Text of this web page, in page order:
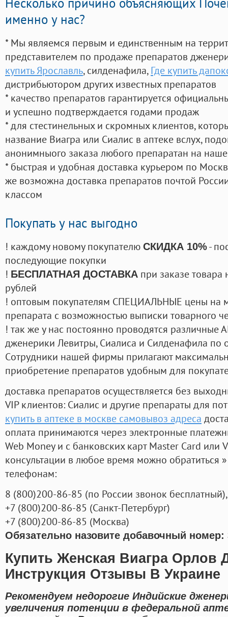
именно у нас?
* Мы являемся первым и единственным на
представителем по продаже препаратов
купить Ярославль, силденафила, Где купить
дистрибьютором других известных препаратов
* качество препаратов гарантируется
и успешно подтверждается годами продаж
* для стестинельных и скромных клиентов,
название Виагра или Сиалис в аптеке вслух,
анонимныого заказа любого препаратан на
* быстрая и удобная доставка курьером по
же возможна доставка препаратов почтой
классом
Покупать у нас выгодно
! каждому новому покупателю СКИДКА 10%-
последующие покупки
! БЕСПЛАТНАЯ ДОСТАВКА при заказе
рублей
! оптовым покупателям СПЕЦИАЛЬНЫЕ цены на
препарата с возможностью выписки товарного
! так же у нас постоянно проводятся
дженерики Левитры, Сиалиса и Силденафила по
Cотрудники нашей фирмы прилагают
приобретение препаратов удобным для
доставка препаратов осуществляется без
VIP клиентов: Сиалис и другие препараты для
купить в аптеке в москве самовывоз адреса
оплата принимаются через электронные
Web Money и с банковских карт Master Card или
консультации в любое время можно обратиться
телефонам:
8 (800)200-86-85 (по России звонок бесплатный),
+7 (800)200-86-85 (Санкт-Петербург)
+7 (800)200-86-85 (Москва)
Обязательно назовите добавочный номер:
Купить Женская Виагра Орлов
Инструкция Отзывы В Украине
Рекомендуем недорогие Индийские
увеличения потенции в федеральной